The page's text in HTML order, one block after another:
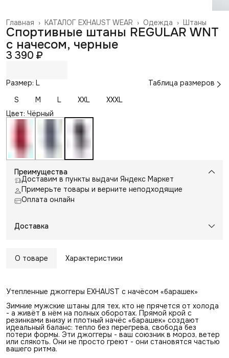
Штаны
Одежда ›
КАТАЛОГ EXHAUST WEAR ›
Главная ›
Спортивные штаны REGULAR WNT
с начесом, черные
3 390 ₽
Размер: L
Таблица размеров
S
M L XXL
XXXL
Цвет: Чёрный
Преимущества
Доставим в пункты выдачи Яндекс Маркет
Примерьте товары и верните неподходящие
Оплата онлайн
Доставка
О товаре Характеристики
Утепленные джоггеры EXHAUST с начёсом «барашек»
Зимние мужские штаны для тех, кто не прячется от холода
- а живёт в нём на полных оборотах. Прямой крой с
резинками внизу и плотный начёс «барашек» создают
идеальный баланс: тепло без перегрева, свобода без
потери формы. Эти джоггеры - ваш союзник в мороз, ветер
или слякоть. Они не просто греют - они становятся частью
вашего ритма.